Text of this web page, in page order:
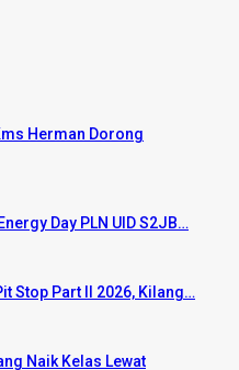
Herman Dorong
Day PLN UID S2JB…
Stop Part II 2026, Kilang…
Naik Kelas Lewat